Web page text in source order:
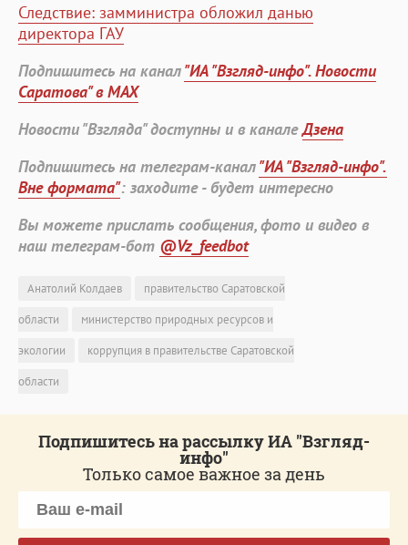
Следствие: замминистра обложил данью
директора ГАУ
Подпишитесь на канал"ИА "Взгляд-инфо". Новости
Саратова" в MAX
Новости "Взгляда" доступны и в каналеДзена
Подпишитесь на телеграм-канал"ИА "Взгляд-инфо".
Вне формата": заходите - будет интересно
Вы можете прислать сообщения, фото и видео в
наш телеграм-бот @Vz_feedbot
Анатолий Колдаев
правительство Саратовской
области
министерство природных ресурсов и
экологии
коррупция в правительстве Саратовской
области
Подпишитесь на рассылку ИА "Взгляд-
инфо"
Только самое важное за день